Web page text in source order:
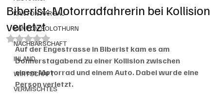
KANTON AARGAU
KANTON SOLOTHURN
NACHBARSCHAFT
INLAND
WIRTSCHAFT
VERMISCHTES
Biberist: Motorradfahrerin bei Kollision
verletzt
Mit NaN von 5 Sternen bewertet.
Auf der Engestrasse in Biberist kam es am
Donnerstagabend zu einer Kollision zwischen
einem Motorrad und einem Auto. Dabei wurde eine
Person verletzt.